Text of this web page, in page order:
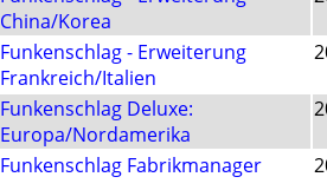
China/Korea
Funkenschlag - Erweiterung
Frankreich/Italien
Funkenschlag Deluxe:
Europa/Nordamerika
Funkenschlag Fabrikmanager